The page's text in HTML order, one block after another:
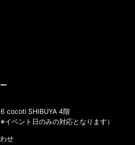
cocoti SHIBUYA 4階
※イベント日のみの対応となります）
せ